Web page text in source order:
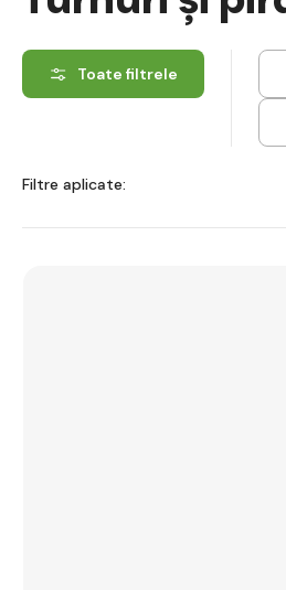
Toate filtrele
Filtre aplicate: